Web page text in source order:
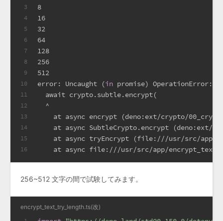
3
4
5
6
7
8
9
10
11
12
13
14
15
16
8
16
32
64
128
256
512
error: Uncaught (in promise) OperationError:
  await crypto.subtle.encrypt(
  ^
at async encrypt (deno:ext/crypto/
at async SubtleCrypto.encrypt (deno:ext/
at async tryEncrypt (file:///usr/src/app/
at async file:///usr/src/app/
256~512 文字の間で試験してみます。
encrypt_text_try_length.ts(改)